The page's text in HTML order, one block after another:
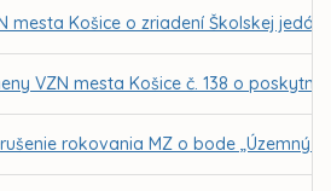
mesta Košice o zriadení Školskej
VZN mesta Košice č. 138 o
rokovania MZ o bode „Územný